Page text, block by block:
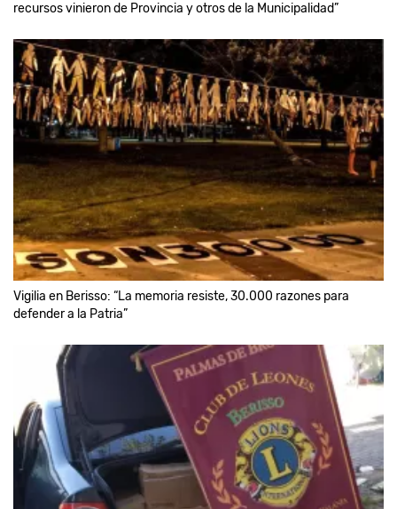
recursos vinieron de Provincia y otros de la Municipalidad”
Vigilia en Berisso: “La memoria resiste, 30.000 razones para
defender a la Patria”